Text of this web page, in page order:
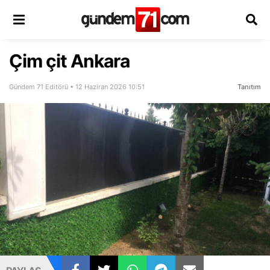
Çim çit Ankara
Gündem 71 Editörü • 12 Haziran 2026 10:51 Tanıtım